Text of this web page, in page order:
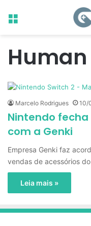
Menu
Marcelo Rodrigues 10/
Nintendo
com a Genki
Empresa Genki faz
vendas de acessórios
Leia mais »